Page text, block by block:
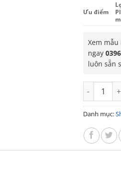
Ưu điểm
Xem
ngay
luôn sẵn
Máy lọc
Danh mục: